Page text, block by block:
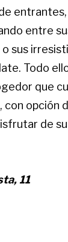
entrantes,
entre
o sus
Todo
que
con opción
de
11